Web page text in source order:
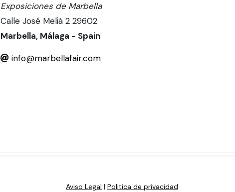
Exposiciones de Marbella
Calle José Meliá 2 29602
Marbella, Málaga - Spain
info@marbellafair.com
Aviso Legal | Politica de privacidad